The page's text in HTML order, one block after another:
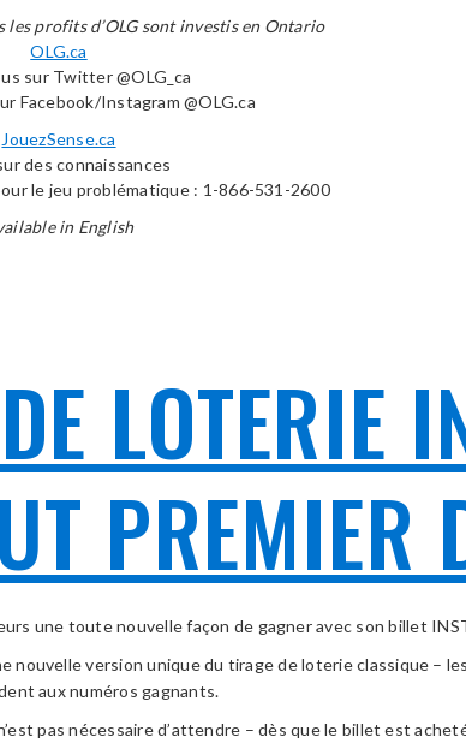
les profits d’OLG sont investis en Ontario
OLG.ca
sur Twitter @OLG_ca
Facebook/Instagram @OLG.ca
JouezSense.ca
des connaissances
le jeu problématique : 1-866-531-2600
in English
LOTERIE
PREMIER
une toute nouvelle façon de gagner avec son billet
version unique du tirage de loterie classique –
aux numéros gagnants.
pas nécessaire d’attendre – dès que le billet est